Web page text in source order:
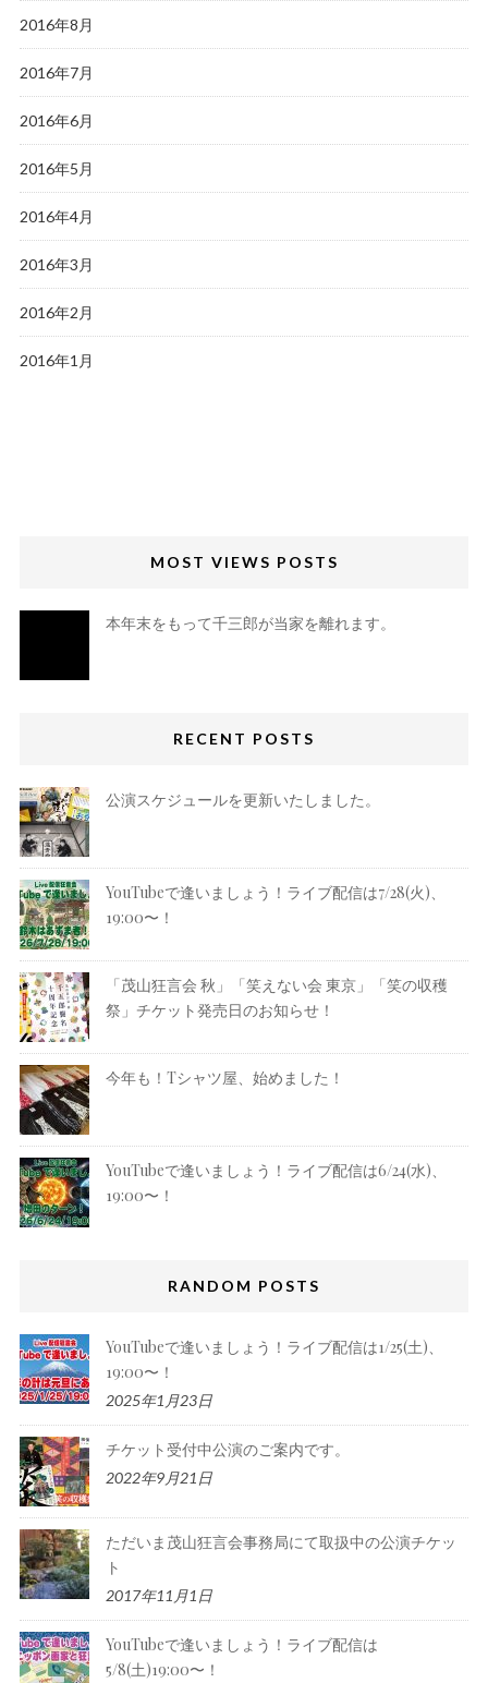
2016年8月
2016年7月
2016年6月
2016年5月
2016年4月
2016年3月
2016年2月
2016年1月
MOST VIEWS POSTS
本年末をもって千三郎が当家を離れます。
RECENT POSTS
公演スケジュールを更新いたしました。
YouTubeで逢いましょう！ライブ配信は7/28(火)、
19:00〜！
「茂山狂言会 秋」「笑えない会 東京」「笑の収穫
祭」チケット発売日のお知らせ！
今年も！Tシャツ屋、始めました！
YouTubeで逢いましょう！ライブ配信は6/24(水)、
19:00〜！
RANDOM POSTS
YouTubeで逢いましょう！ライブ配信は1/25(土)、
19:00〜！
2025年1月23日
チケット受付中公演のご案内です。
2022年9月21日
ただいま茂山狂言会事務局にて取扱中の公演チケッ
ト
2017年11月1日
YouTubeで逢いましょう！ライブ配信は
5/8(土)19:00〜！